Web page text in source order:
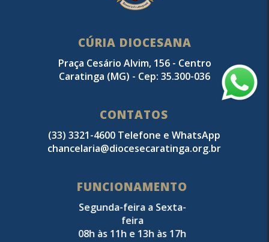
CÚRIA DIOCESANA
Praça Cesário Alvim, 156 - Centro
Caratinga (MG) - Cep: 35.300-036
CONTATOS
(33) 3321-4600 Telefone e WhatsApp
chancelaria@diocesecaratinga.org.br
FUNCIONAMENTO
Segunda-feira a Sexta-
feira
08h às 11h e 13h às 17h